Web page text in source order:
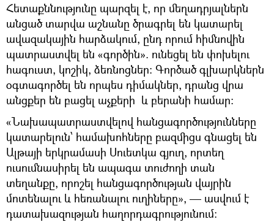
Հետաքննությունը պարզել է, որ մեղադրյալներն
անցած տարվա աշնանը ծրագրել են կատարել
ավազակային հարձակում, ընդ որում հիմնովին
պատրաստվել են «գործին». ունեցել են փոխելու
հագուստ, կոշիկ, ձեռնոցներ։ Գործած գլխարկներն
օգտագործել են որպես դիմակներ, դրանց վրա
անցքեր են բացել աչքերի և բերանի համար։
«Նախապատրաստվելով հանցագործությունները
կատարելուն՝ համախոհները բազմիցս գնացել են
Ալթայի երկրամասի Սուետկա գյուղ, որտեղ
ուսումնասիրել են ապագա տուժողի տան
տեղանքը, որոշել հանցագործության վայրին
մոտենալու և հեռանալու ուղիները», — ասվում է
դատախազության հաղորդագրությունում։